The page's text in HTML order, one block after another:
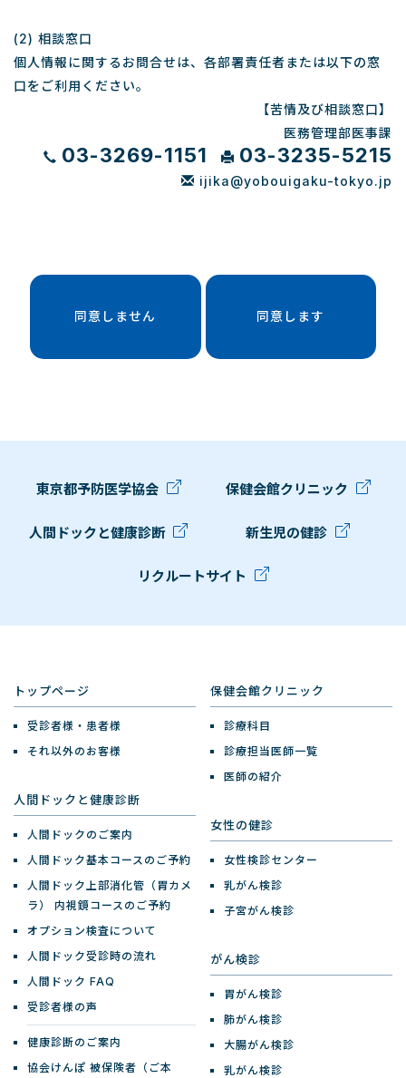
(2) 相談窓口
個人情報に関するお問合せは、各部署責任者または以下の窓
口をご利用ください。
【苦情及び相談窓口】
医務管理部医事課
03-3269-1151 03-3235-5215
ijika@yobouigaku-tokyo.jp
同意しません 同意します
東京都予防医学協会 保健会館クリニック
人間ドックと健康診断 新生児の健診
リクルートサイト
トップページ
受診者様・患者様
それ以外のお客様
人間ドックと健康診断
人間ドックのご案内
人間ドック基本コースのご予約
人間ドック上部消化管（胃カメ
ラ）
内視鏡コースのご予約
オプション検査について
人間ドック受診時の流れ
人間ドック FAQ
受診者様の声
健康診断のご案内
協会けんぽ 被保険者（ご本
保健会館クリニック
診療科目
診療担当医師一覧
医師の紹介
女性の健診
女性検診センター
乳がん検診
子宮がん検診
がん検診
胃がん検診
肺がん検診
大腸がん検診
乳がん検診